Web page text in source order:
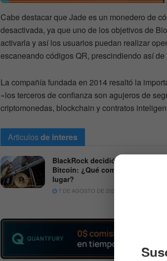
Cabe destacar que Jade es un monedero de
desactivada, ya que uno de los objetivos de
activarla y así los usuarios puedan realizar
escaneando códigos QR, prescindiendo así
La compañía fundada en 2014 resaltó la
«los terceros de confianza son agujeros de
criptomonedas, blockchain y contratos
Articulosde interes
BlackRock decidió vender
Bitcoin: ¿Qué compró en su
lugar?
7 DE AGOSTO DE 2026